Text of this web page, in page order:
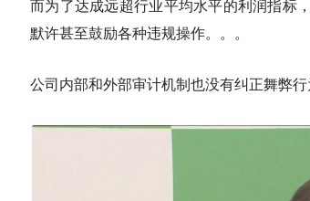
而为了达成远超行业平均水平的利润指标
默许甚至鼓励各种违规操作。。。
公司内部和外部审计机制也没有纠正舞弊